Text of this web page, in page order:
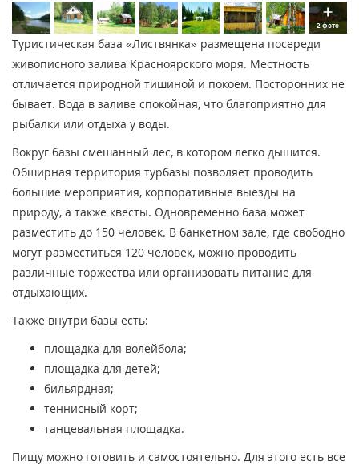
2 фото
Туристическая база «Листвянка» размещена посереди
живописного залива Красноярского моря. Местность
отличается природной тишиной и покоем. Посторонних не
бывает. Вода в заливе спокойная, что благоприятно для
рыбалки или отдыха у воды.
Вокруг базы смешанный лес, в котором легко дышится.
Обширная территория турбазы позволяет проводить
большие мероприятия, корпоративные выезды на
природу, а также квесты. Одновременно база может
разместить до 150 человек. В банкетном зале, где свободно
могут разместиться 120 человек, можно проводить
различные торжества или организовать питание для
отдыхающих.
Также внутри базы есть:
площадка для волейбола;
площадка для детей;
бильярдная;
теннисный корт;
танцевальная площадка.
Пищу можно готовить и самостоятельно. Для этого есть все